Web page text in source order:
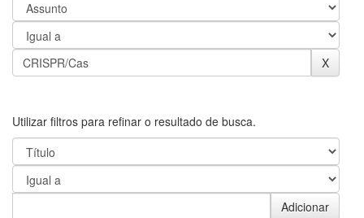
Utilizar filtros para refinar o resultado de busca.